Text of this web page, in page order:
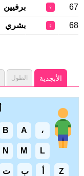
67
♀ برفيين
68
♀ بشري
الأبجدية الطول
، A
B
L
M
N
Z ب ت